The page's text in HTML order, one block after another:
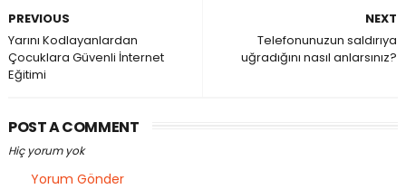
NEXT
Telefonunuzun saldırıya
uğradığını nasıl anlarsınız?
PREVIOUS
Yarını Kodlayanlardan
Çocuklara Güvenli İnternet
Eğitimi
POST A COMMENT
Hiç yorum yok
Yorum Gönder